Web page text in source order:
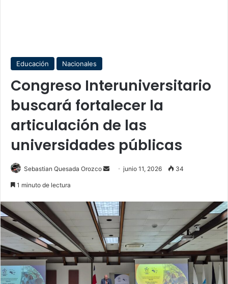
Educación Nacionales
Congreso Interuniversitario
buscará fortalecer la
articulación de las
universidades públicas
Sebastian Quesada Orozco
Sendjunio 11, 2026 34
1 minuto de lectura